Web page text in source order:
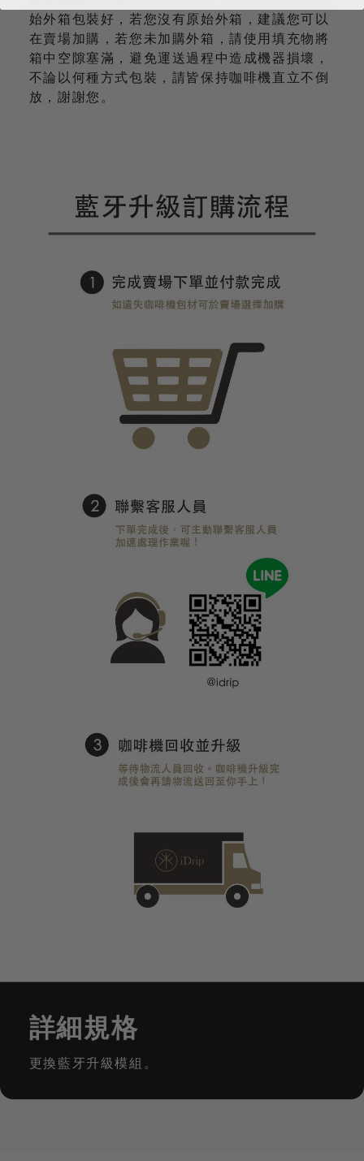
始外箱包裝好，若您沒有原始外箱，建議您可以
在賣場加購，若您未加購外箱，請使用填充物將
箱中空隙塞滿，避免運送過程中造成機器損壞，
不論以何種方式包裝，請皆保持咖啡機直立不倒
放，謝謝您。
詳細規格
更換藍牙升級模組。